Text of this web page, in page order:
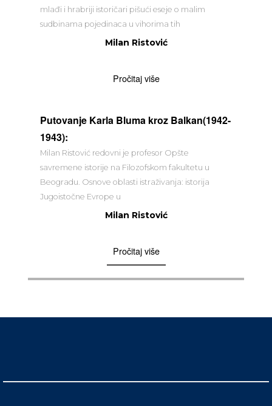
mlađi i hrabriji istoričari pišući eseje o malim
sudbinama pojedinaca u vihorima tih
Milan Ristović
Pročitaj više
Putovanje Karla Bluma kroz Balkan(1942-
1943):
Milan Ristović redovni je profesor Opšte
savremene istorije na Filozofskom fakultetu u
Beogradu. Osnove oblasti istraživanja: istorija
Jugoistočne Evrope u
Milan Ristović
Pročitaj više